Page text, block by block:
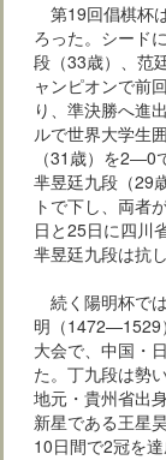
第19回倡棋杯
ろった。シード
段（33歳）、范
ャンピオンで前
り、準決勝へ進
ルで世界大学生
（31歳）を2―0
芈昱廷九段（29
トで下し、両者
日と25日に四川
芈昱廷九段は抗
続く陽明杯で
明（1472―1529
大会で、中国・
た。丁九段は勢
地元・貴州省出
新星である王星
10日間で2冠を達